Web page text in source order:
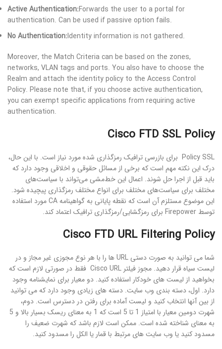
Active Authentication:Forwards the user to a portal for
authentication. Can be used if passive option fails.
No Authentication:Identity information is not gathered.
Moreover, the Match Criteria can be based on the zones,
networks, VLAN tags and ports. You also have to choose the
Realm and attach the identity policy to the Access Control
Policy. Please note that, if you choose active authentication,
you can exempt specific applications from requiring active
authentication.
Cisco FTD SSL Policy
Policy SSL برای بازرسی ترافیک رمزگذاری شده مورد نیاز است. با این حال،
درک این نکته مهم است که برخی از مسائل حقوقی و اخلاقی وجود دارد که
باید قبل از اجرا حل شوند. اعمال این خط‌مشی می‌تواند با سیاست‌های
مختلف برای سیاست‌های مختلف برای انواع مختلف رمزگذاری پیچیده شود.
این موضوع مستلزم آن است که نقطه پایانی به گواهینامه CA مورد استفاده
توسط Firepower برای رمزگشایی/رمزگذاری ترافیک اعتماد کند.
Cisco FTD URL Filtering Policy
شما می توانید به صورت دستی URL ها را با هر نوع مجوزی غیر مجاز و در
لیست سیاه قرار دهید. مجوز فیلتر Cisco URL فقط در صورتی لازم است که
بخواهید از لیست های خودکار استفاده کنید. دو معیار برای نمایشنامه وجود
دارد. اول، دسته بندی وب سایت. دسته های زیادی وجود دارد که می توانید
از بین آنها انتخاب کنید و لیست آماده برای رفتن در دسترس است. دوم،
شهرت دومین معیار با امتیاز 1 تا 5 است که 1 به معنای ریسک بسیار بالا و 5
به معنای شناخته شده است. ممکن است لازم باشد که شهرت ضعیف را
مسدود کنید یا وب سایت های مرتبط با قمار یا الکل را مسدود کنید.